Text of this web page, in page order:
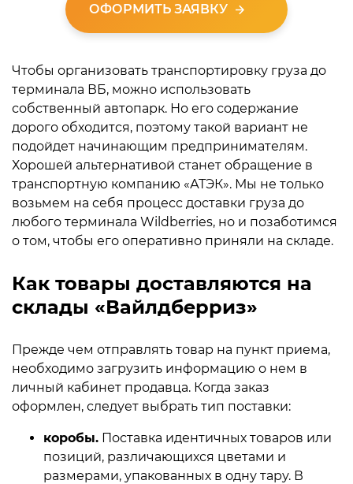
ОФОРМИТЬ ЗАЯВКУ
Чтобы организовать транспортировку груза до
терминала ВБ, можно использовать
собственный автопарк. Но его содержание
дорого обходится, поэтому такой вариант не
подойдет начинающим предпринимателям.
Хорошей альтернативой станет обращение в
транспортную компанию «АТЭК». Мы не только
возьмем на себя процесс доставки груза до
любого терминала Wildberries, но и позаботимся
о том, чтобы его оперативно приняли на складе.
Как товары доставляются на
склады «Вайлдберриз»
Прежде чем отправлять товар на пункт приема,
необходимо загрузить информацию о нем в
личный кабинет продавца. Когда заказ
оформлен, следует выбрать тип поставки:
коробы. Поставка идентичных товаров или
позиций, различающихся цветами и
размерами, упакованных в одну тару. В